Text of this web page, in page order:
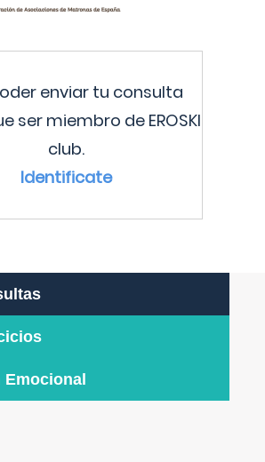
enviar tu consulta
ser miembro de EROSKI
club.
Identificate